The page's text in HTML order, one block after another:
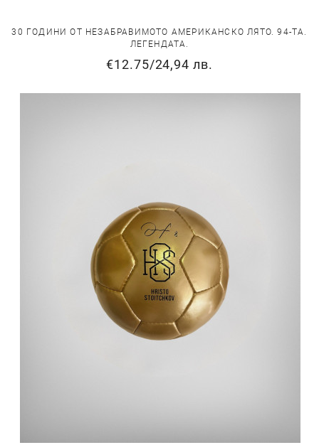
30 ГОДИНИ ОТ НЕЗАБРАВИМОТО АМЕРИКАНСКО ЛЯТО. 94-ТА.
ЛЕГЕНДАТА.
€12.75/24,94 лв.